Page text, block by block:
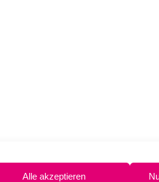
Alle akzeptieren